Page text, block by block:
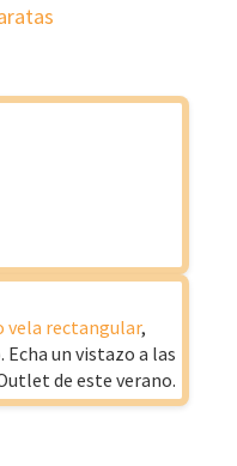
vela rectangular,
un vistazo a las
de este verano.